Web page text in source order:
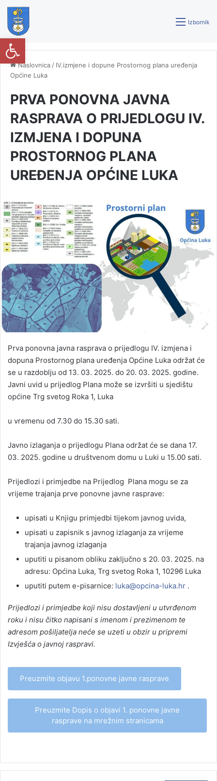
Izbornik
Naslovnica / IV.izmjene i dopune Prostornog plana uređenja
Općine Luka
PRVA PONOVNA JAVNA
RASPRAVA O PRIJEDLOGU IV.
IZMJENA I DOPUNA
PROSTORNOG PLANA
UREĐENJA OPĆINE LUKA
Prva ponovna javna rasprava o prijedlogu IV. izmjena i
dopuna Prostornog plana uređenja Općine Luka održat će
se u razdoblju od 13. 03. 2025. do 20. 03. 2025. godine.
Javni uvid u prijedlog Plana može se izvršiti u sjedištu
općine Trg svetog Roka 1, Luka
u vremenu od 7.30 do 15.30 sati.
Javno izlaganja o prijedlogu Plana održat će se dana 17.
03. 2025. godine u društvenom domu u Luki u 15.00 sati.
Prijedlozi i primjedbe na Prijedlog Plana mogu se za
vrijeme trajanja prve ponovne javne rasprave:
upisati u Knjigu primjedbi tijekom javnog uvida,
upisati u zapisnik s javnog izlaganja za vrijeme
trajanja javnog izlaganja
uputiti u pisanom obliku zaključno s 20. 03. 2025. na
adresu: Općina Luka, Trg svetog Roka 1, 10296 Luka
uputiti putem e-pisarnice: luka@opcina-luka.hr .
Prijedlozi i primjedbe koji nisu dostavljeni u utvrđenom
roku i nisu čitko napisani s imenom i prezimenom te
adresom pošiljatelja neće se uzeti u obzir u pripremi
Izvješća o javnoj raspravi.
Preuzmite objavu 1.ponovne javne rasprave
Preuzmite Dopis o objavi 1. ponovne javne
rasprave na mrežnim stranicama
Open toolbar